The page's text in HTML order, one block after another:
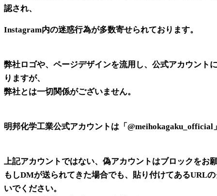
認され、
Instagram内の迷惑行為が多数寄せられております。
弊社ロゴや、ページデザインを流用し、公式アカウント
りますが、
弊社とは一切関係がございません。
明邦化学工業公式アカウントは「@meihokagaku_official
上記アカウントではない、 偽アカウントはブロックをお
もしDMが送られてきた場合でも、貼り付けてあるURL
いでください。